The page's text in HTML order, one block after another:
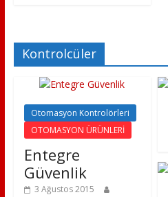
Kontrolcüler
Otomasyon Kontrolörleri
OTOMASYON ÜRÜNLERİ
Entegre
Güvenlik
3 Ağustos 2015